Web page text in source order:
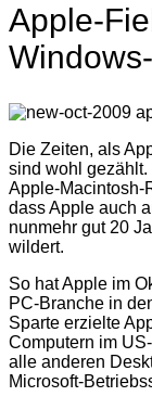
Apple-
Die Zeiten, als
sind wohl
Apple-Macintosh-
dass Apple auch
nunmehr gut 20
wildert.
So hat Apple im
PC-Branche in
Sparte erzielte
Computern im
alle anderen
Microsoft-